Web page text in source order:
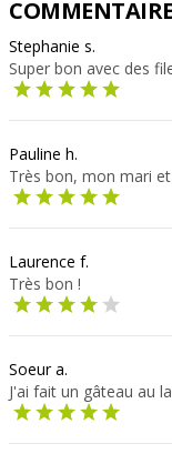
Stephanie s.
Super bon avec des
Pauline h.
Très bon, mon mari
Laurence f.
Très bon !
Soeur a.
J'ai fait un gâteau au